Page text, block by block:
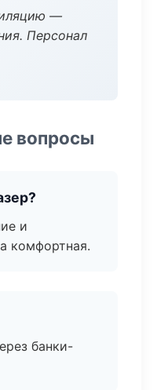
—
Персонал
вопросы
и
комфортная.
банки-